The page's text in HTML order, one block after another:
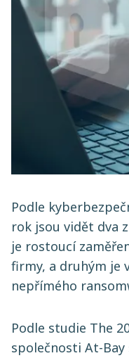
Podle
rok jsou vidět dva
je rostoucí
firmy, a druhým je
nepřímého
Podle studie The
společnosti At-